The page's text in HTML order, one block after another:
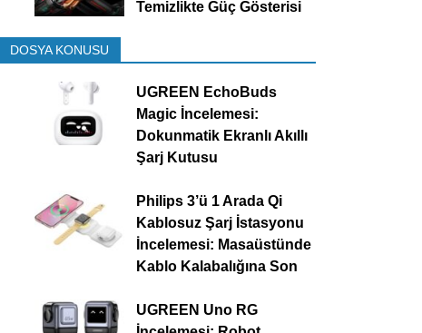
Temizlikte Güç Gösterisi
DOSYA KONUSU
UGREEN EchoBuds
Magic İncelemesi:
Dokunmatik Ekranlı Akıllı
Şarj Kutusu
Philips 3’ü 1 Arada Qi
Kablosuz Şarj İstasyonu
İncelemesi: Masaüstünde
Kablo Kalabalığına Son
UGREEN Uno RG